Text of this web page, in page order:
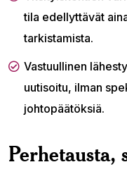
tila edellyttävät
tarkistamista.
Vastuullinen
uutisoitu, ilman
johtopäätöksiä.
Perhetausta,